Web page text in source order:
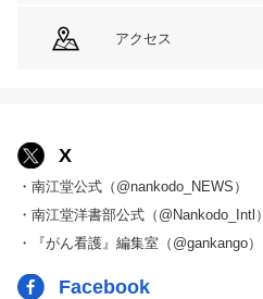
アクセス
X
・南江堂公式（@nankodo_NEWS）
・南江堂洋書部公式（@Nankodo_Intl）
・『がん看護』編集室（@gankango）
Facebook